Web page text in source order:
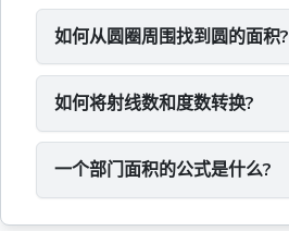
如何从圆圈周围找到圆的面积?
如何将射线数和度数转换?
一个部门面积的公式是什么?